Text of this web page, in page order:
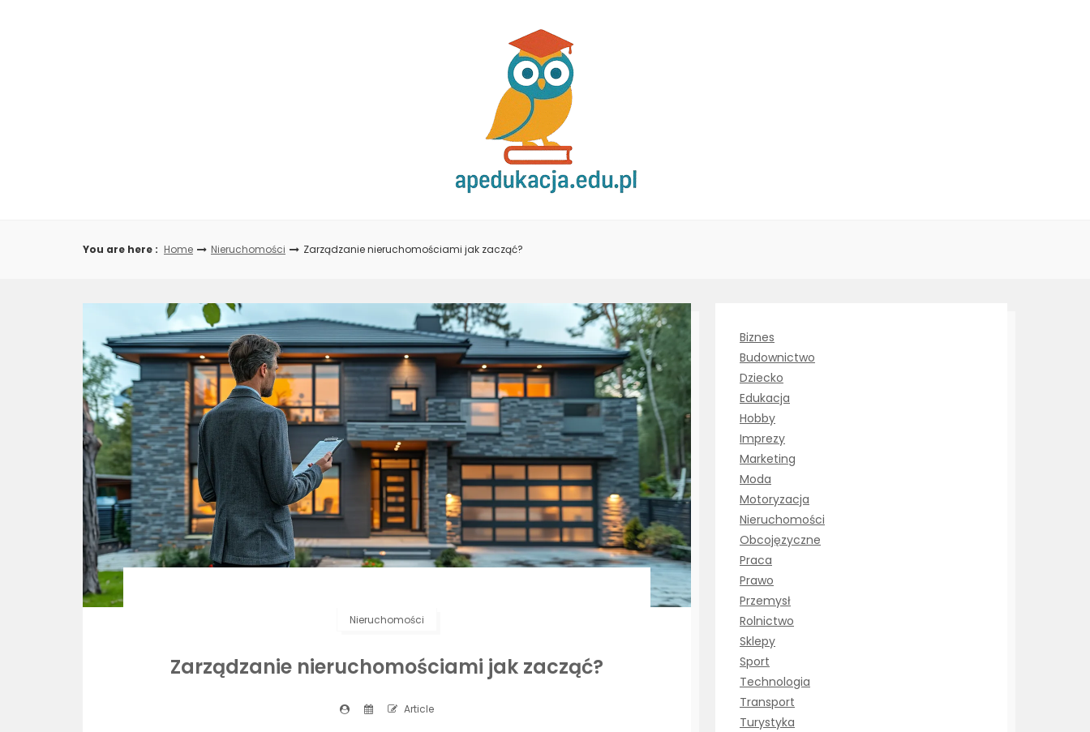
You are here : Home Nieruchomości Zarządzanie nieruchomościami jak zacząć?
Nieruchomości
Zarządzanie nieruchomościami jak zacząć?
Article
Biznes
Budownictwo
Dziecko
Edukacja
Hobby
Imprezy
Marketing
Moda
Motoryzacja
Nieruchomości
Obcojęzyczne
Praca
Prawo
Przemysł
Rolnictwo
Sklepy
Sport
Technologia
Transport
Turystyka